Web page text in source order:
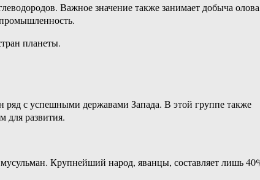
Важное значение также занимает добыча
планеты.
ряд с успешными державами Запада. В этой группе также
для развития.
Крупнейший народ, яванцы, составляет лишь